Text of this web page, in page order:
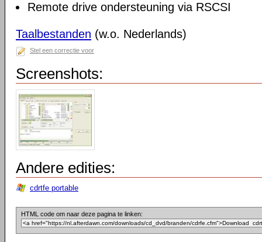
Remote drive ondersteuning via RSCSI
Taalbestanden (w.o. Nederlands)
Stel een correctie voor
Screenshots:
Andere edities:
cdrtfe portable
HTML code om naar deze pagina te linken: